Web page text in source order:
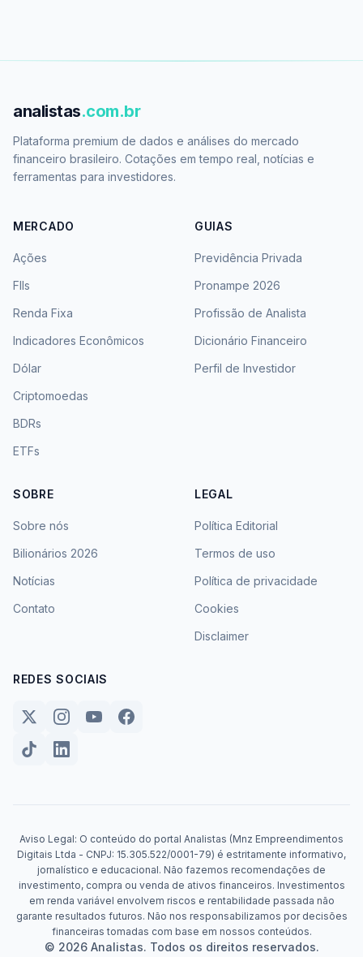
analistas.com.br
Plataforma premium de dados e análises do mercado
financeiro brasileiro. Cotações em tempo real, notícias e
ferramentas para investidores.
MERCADO
Ações
FIIs
Renda Fixa
Indicadores Econômicos
Dólar
Criptomoedas
BDRs
ETFs
GUIAS
Previdência Privada
Pronampe 2026
Profissão de Analista
Dicionário Financeiro
Perfil de Investidor
SOBRE
Sobre nós
Bilionários 2026
Notícias
Contato
LEGAL
Política Editorial
Termos de uso
Política de privacidade
Cookies
Disclaimer
REDES SOCIAIS
Aviso Legal: O conteúdo do portal Analistas (Mnz Empreendimentos
Digitais Ltda - CNPJ: 15.305.522/0001-79) é estritamente informativo,
jornalístico e educacional. Não fazemos recomendações de
investimento, compra ou venda de ativos financeiros. Investimentos
em renda variável envolvem riscos e rentabilidade passada não
garante resultados futuros. Não nos responsabilizamos por decisões
financeiras tomadas com base em nossos conteúdos.
© 2026 Analistas. Todos os direitos reservados.